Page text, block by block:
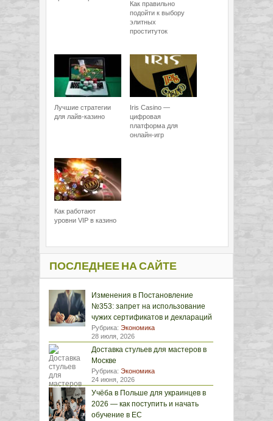
Как правильно
подойти к выбору
элитных
проституток
Лучшие стратегии
для лайв-казино
Iris Casino —
цифровая
платформа для
онлайн-игр
Как работают
уровни VIP в казино
ПОСЛЕДНЕЕ НА САЙТЕ
Изменения в Постановление
№353: запрет на использование
чужих сертификатов и деклараций
Рубрика: Экономика
28 июля, 2026
Доставка стульев для мастеров в
Москве
Рубрика: Экономика
24 июня, 2026
Учёба в Польше для украинцев в
2026 — как поступить и начать
обучение в ЕС